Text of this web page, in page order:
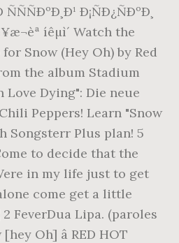
Ð¡ÑÐ¿ÑÐºÐ¸
íêµ­ì´ Watch the
Snow (Hey Oh) by Red
the album Stadium
Love Dying": Die neue
Peppers! Learn "Snow
Songsterr Plus plan! 5
to decide that the
in my life just to get
come get a little
2 FeverDua Lipa. (paroles
Oh] â RED HOT